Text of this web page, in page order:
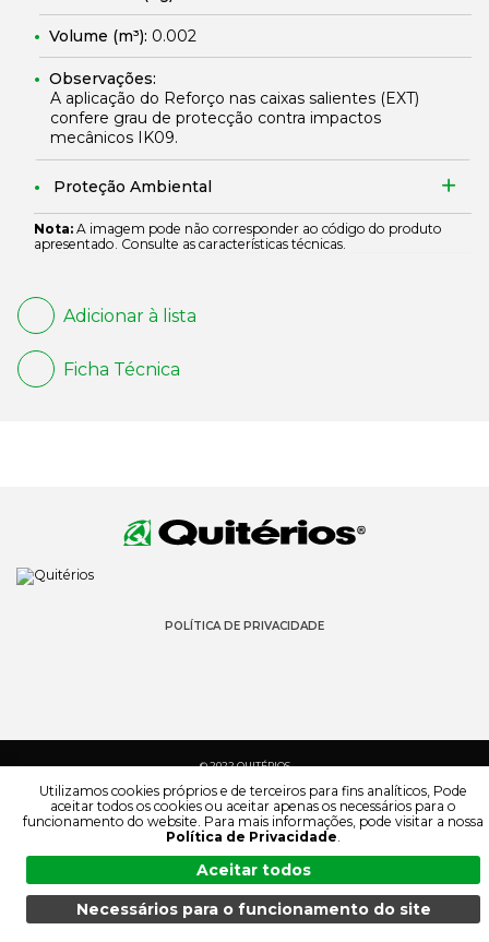
Volume (m³): 0.002
Observações:
A aplicação do Reforço nas caixas salientes (EXT)
confere grau de protecção contra impactos
mecânicos IK09.
Proteção Ambiental
Nota: A imagem pode não corresponder ao código do produto
apresentado. Consulte as características técnicas.
Adicionar à lista
Ficha Técnica
POLÍTICA DE PRIVACIDADE
© 2022 QUITÉRIOS
TODOS OS DIREITOS RESERVADOS
MENU PESQUISA PRODUTOS PT
Utilizamos cookies próprios e de terceiros para fins analíticos, Pode
aceitar todos os cookies ou aceitar apenas os necessários para o
funcionamento do website. Para mais informações, pode visitar a nossa
Política de Privacidade.
Aceitar todos
Necessários para o funcionamento do site